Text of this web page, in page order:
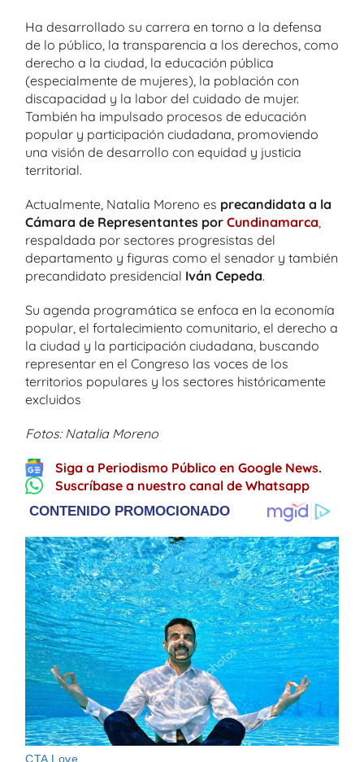
Ha desarrollado su carrera en torno a la defensa
de lo público, la transparencia a los derechos, como
derecho a la ciudad, la educación pública
(especialmente de mujeres), la población con
discapacidad y la labor del cuidado de mujer.
También ha impulsado procesos de educación
popular y participación ciudadana, promoviendo
una visión de desarrollo con equidad y justicia
territorial.
Actualmente, Natalia Moreno es precandidata a la
Cámara de Representantes por Cundinamarca,
respaldada por sectores progresistas del
departamento y figuras como el senador y también
precandidato presidencial Iván Cepeda.
Su agenda programática se enfoca en la economía
popular, el fortalecimiento comunitario, el derecho a
la ciudad y la participación ciudadana, buscando
representar en el Congreso las voces de los
territorios populares y los sectores históricamente
excluidos
Fotos: Natalia Moreno
Siga a Periodismo Público en Google News.
Suscríbase a nuestro canal de Whatsapp